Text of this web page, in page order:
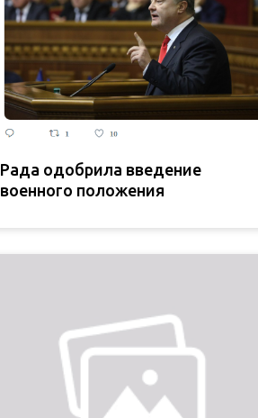
Рада одобрила введение
военного положения